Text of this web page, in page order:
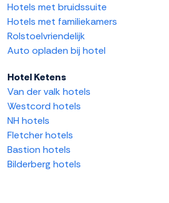
Hotels met bruidssuite
Hotels met familiekamers
Rolstoelvriendelijk
Auto opladen bij hotel
Hotel Ketens
Van der valk hotels
Westcord hotels
NH hotels
Fletcher hotels
Bastion hotels
Bilderberg hotels